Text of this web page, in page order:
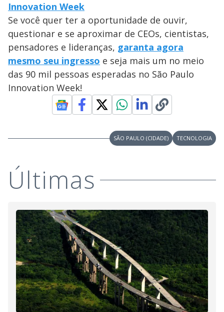
Innovation Week
Se você quer ter a oportunidade de ouvir,
questionar e se aproximar de CEOs, cientistas,
pensadores e lideranças, garanta agora
mesmo seu ingresso e seja mais um no meio
das 90 mil pessoas esperadas no São Paulo
Innovation Week!
SÃO PAULO (CIDADE) TECNOLOGIA
Últimas